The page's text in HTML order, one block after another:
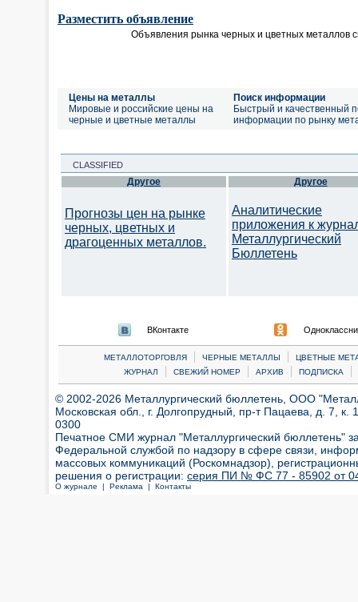
Разместить объявление
Объявления рынка черных и цветных металлов
Цены на металлы
Мировые и российские цены на
черные и цветные металлы
Поиск информации
Быстрый и качественный
информации по рынку
CLASSIFIED
Другое
Прогнозы цен на рынке
черных, цветных и
драгоценных металлов.
Другое
Аналитические
приложения к
Металлургический
Бюллетень
ВКонтакте
МЕТАЛЛОТОРГОВЛЯ | ЧЕРНЫЕ МЕТАЛЛЫ |
ЦВЕТНЫЕ
ЖУРНАЛ
| СВЕЖИЙ НОМЕР | АРХИВ | ПОДПИСКА |
© 2002-2026 Металлургический бюллетень, ООО
Московская обл., г. Долгопрудный, пр-т Пацаева, д. 7,
0300
Печатное СМИ журнал "Металлургический бюллетень"
Федеральной службой по надзору в сфере связи,
массовых коммуникаций (Роскомнадзор),
решения о регистрации: серия ПИ № ФС 77 - 85902 от 04
О журнале | Реклама | Контакты